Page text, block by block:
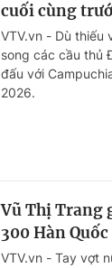
cuối cùng
VTV.vn - Dù
song các cầu thủ
đấu với
2026.
Vũ Thị Trang
300 Hàn
VTV.vn - Tay vợt